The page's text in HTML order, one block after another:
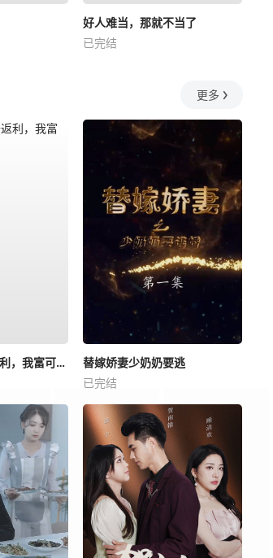
好人难当，那就不当了
已完结
更多
给老婆花钱十倍返利，我富可敌国
替嫁娇妻少奶奶要逃
已完结